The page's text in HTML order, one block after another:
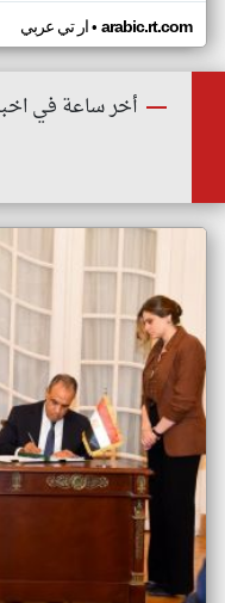
ار تي عربي• arabic.rt.com
أخر ساعة في